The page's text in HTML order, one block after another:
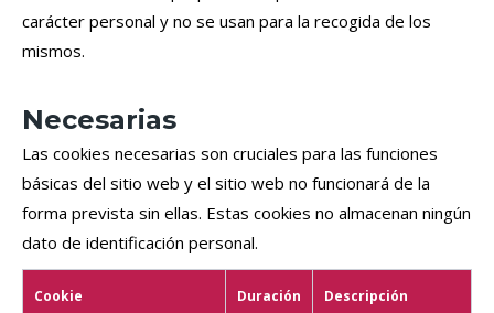
carácter personal y no se usan para la recogida de los
mismos.
Necesarias
Las cookies necesarias son cruciales para las funciones
básicas del sitio web y el sitio web no funcionará de la
forma prevista sin ellas. Estas cookies no almacenan ningún
dato de identificación personal.
Cookie Duración Descripción